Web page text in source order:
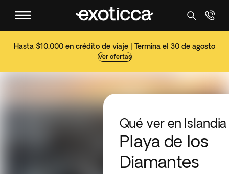
Hasta $10,000 en crédito de viaje | Termina el 30 de agosto
Ver ofertas
Qué ver en Islandia
Playa de los
Diamantes